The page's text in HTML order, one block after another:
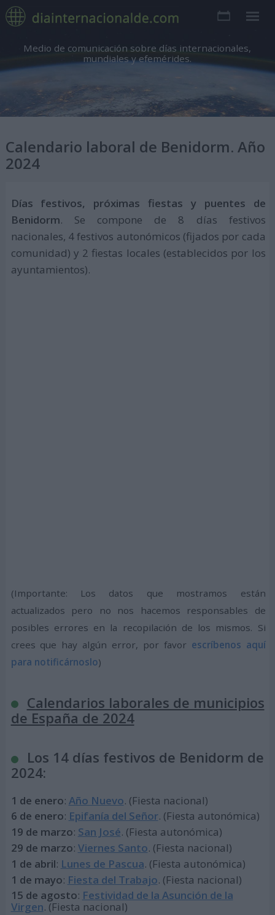
Medio de comunicación sobre días internacionales,
mundiales y efemérides.
Calendario laboral de Benidorm. Año
2024
Días festivos, próximas fiestas y puentes de
Benidorm. Se compone de 8 días festivos
nacionales, 4 festivos autonómicos (fijados por cada
comunidad) y 2 fiestas locales (establecidos por los
ayuntamientos).
(Importante: Los datos que mostramos están
actualizados pero no nos hacemos responsables de
posibles errores en la recopilación de los mismos. Si
crees que hay algún error, por favor escríbenos aquí
para notificárnoslo)
Calendarios laborales de municipios
de España de 2024
Los 14 días festivos de Benidorm de
2024:
1 de enero: Año Nuevo. (Fiesta nacional)
6 de enero: Epifanía del Señor. (Fiesta autonómica)
19 de marzo: San José. (Fiesta autonómica)
29 de marzo: Viernes Santo. (Fiesta nacional)
1 de abril: Lunes de Pascua. (Fiesta autonómica)
1 de mayo: Fiesta del Trabajo. (Fiesta nacional)
15 de agosto: Festividad de la Asunción de la
Virgen. (Fiesta nacional)